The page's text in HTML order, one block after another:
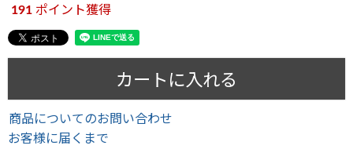
191 ポイント獲得
カートに入れる
商品についてのお問い合わせ
お客様に届くまで